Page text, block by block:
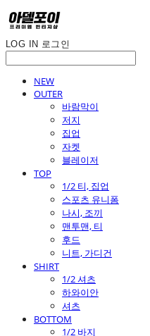
LOG IN 로그인
NEW
OUTER
바람막이
저지
집업
자켓
블레이저
TOP
1/2 티, 집업
스포츠 유니폼
나시, 조끼
맨투맨, 티
후드
니트, 가디건
SHIRT
1/2 셔츠
하와이안
셔츠
BOTTOM
1/2 바지